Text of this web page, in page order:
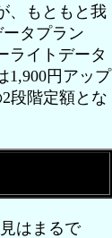
、もともと我
タプラン
ライトデータ
1,900円アップ
段階定額とな
はまるで